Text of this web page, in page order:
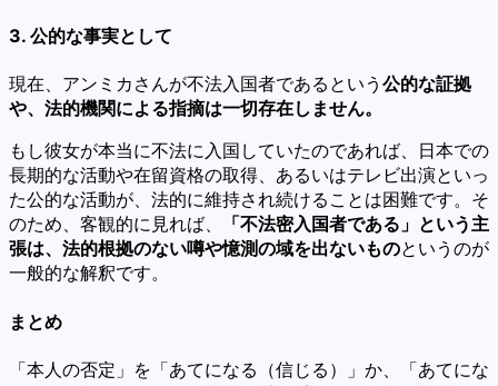
3. 公的な事実として
現在、アンミカさんが不法入国者であるという 公的な証拠
や、法的機関による指摘は一切存在しません。
もし彼女が本当に不法に入国していたのであれば、日本での
長期的な活動や在留資格の取得、あるいはテレビ出演といっ
た公的な活動が、法的に維持され続けることは困難です。そ
のため、客観的に見れば、
「不法密入国者である」という主
張は、法的根拠のない噂や憶測の域を出ないものというのが
一般的な解釈です。
まとめ
「本人の否定」を「あてになる（信じる）」か、「あてにな